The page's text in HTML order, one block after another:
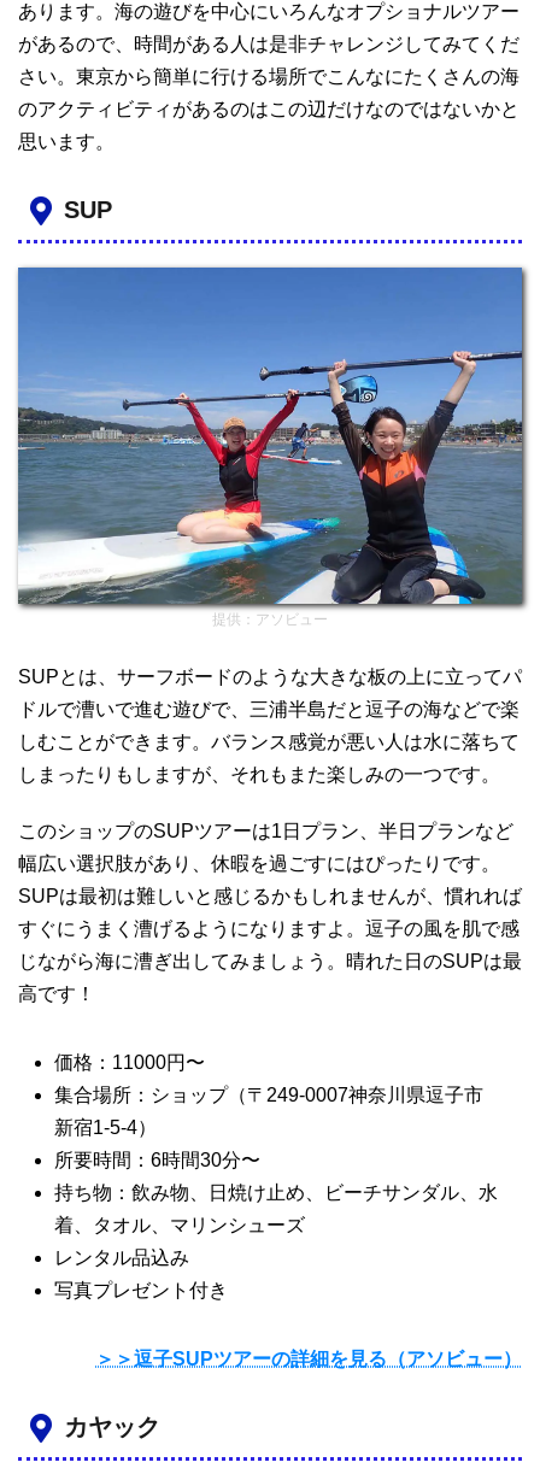
あります。海の遊びを中心にいろんなオプショナルツアー
があるので、時間がある人は是非チャレンジしてみてくだ
さい。東京から簡単に行ける場所でこんなにたくさんの海
のアクティビティがあるのはこの辺だけなのではないかと
思います。
SUP
提供：アソビュー
SUPとは、サーフボードのような大きな板の上に立ってパ
ドルで漕いで進む遊びで、三浦半島だと逗子の海などで楽
しむことができます。バランス感覚が悪い人は水に落ちて
しまったりもしますが、それもまた楽しみの一つです。
このショップのSUPツアーは1日プラン、半日プランなど
幅広い選択肢があり、休暇を過ごすにはぴったりです。
SUPは最初は難しいと感じるかもしれませんが、慣れれば
すぐにうまく漕げるようになりますよ。逗子の風を肌で感
じながら海に漕ぎ出してみましょう。晴れた日のSUPは最
高です！
価格：11000円〜
集合場所：ショップ（〒249-0007神奈川県逗子市
新宿1-5-4）
所要時間：6時間30分〜
持ち物：飲み物、日焼け止め、ビーチサンダル、水
着、タオル、マリンシューズ
レンタル品込み
写真プレゼント付き
＞＞逗子SUPツアーの詳細を見る（アソビュー）
カヤック